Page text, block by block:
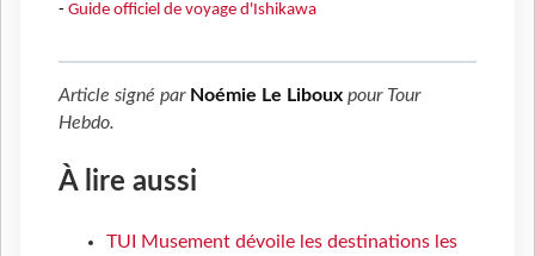
- Guide officiel de voyage d'Ishikawa
Article signé par Noémie Le Liboux pour Tour
Hebdo.
À lire aussi
TUI Musement dévoile les destinations les